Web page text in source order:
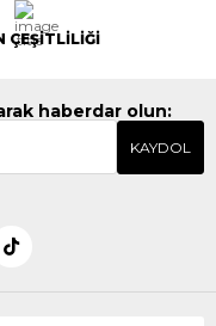
ÇEŞİTLİLİĞİ
haberdar olun:
KAYDOL